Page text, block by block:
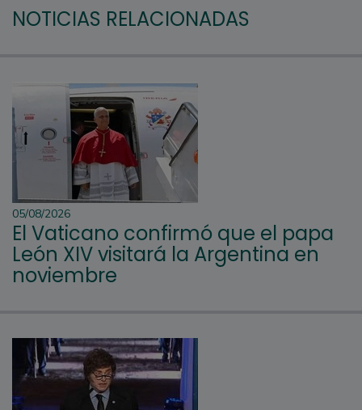
NOTICIAS RELACIONADAS
05/08/2026
El Vaticano confirmó que el papa
León XIV visitará la Argentina en
noviembre